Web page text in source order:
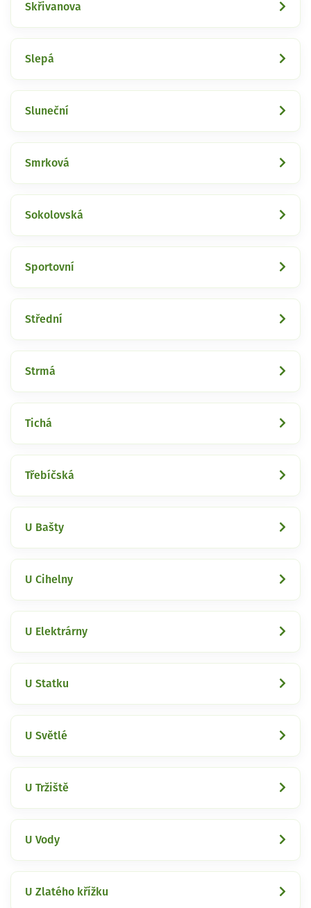
Skřivanova
Slepá
Sluneční
Smrková
Sokolovská
Sportovní
Střední
Strmá
Tichá
Třebíčská
U Bašty
U Cihelny
U Elektrárny
U Statku
U Světlé
U Tržiště
U Vody
U Zlatého křížku